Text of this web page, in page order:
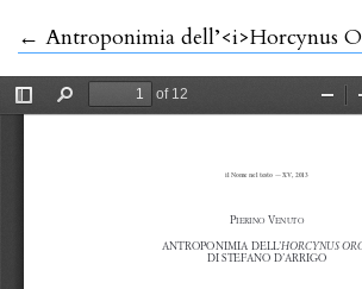
← Ritorna ai dettagli dell'articolo
Antroponimia dell’<i>Horcynus Orca</i> di Stefano d’Arrigo